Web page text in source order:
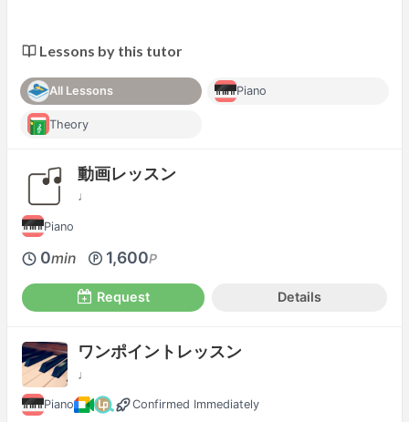
Lessons by this tutor
All Lessons Piano
Theory
動画レッスン
♩
Piano
0min 1,600P
Request Details
ワンポイントレッスン
♩
Piano Confirmed Immediately